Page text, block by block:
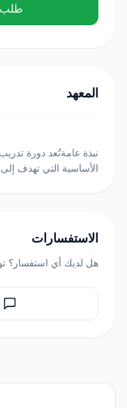
طلب
المعهد
الأساسية التي تهدف
الاستفسارات
هل لديك أي استفسار؟